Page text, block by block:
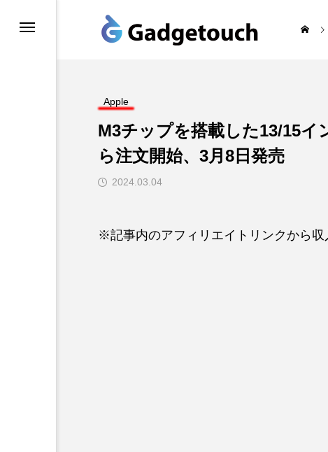
Apple
M3チップを搭載した13/15
ら注文開始、3月8日発売
2024.03.04
※記事内のアフィリエイトリンクから